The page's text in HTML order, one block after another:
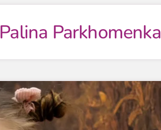
Palina Parkhomenka